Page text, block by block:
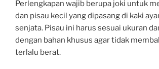
Perlengkapan wajib berupa joki untuk
dan pisau kecil yang dipasang di kaki
senjata. Pisau ini harus sesuai ukuran
dengan bahan khusus agar tidak
terlalu berat.